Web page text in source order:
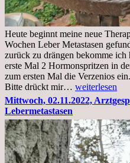
Heute beginnt meine neue
Wochen Leber Metastasen
zurück zu drängen bekomme
erste Mal 2 Hormonspritzen in
zum ersten Mal die Verzenios
Bitte drückt mir… Mittwoch,
09.11.2022
weiterlesen
Mittwoch, 02.11.2022,
Lebermetastasen